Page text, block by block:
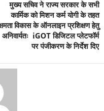
मुख्य सचिव ने राज्य सरकार के सभी
कार्मिक को मिशन कर्म योगी के तहत
विकास के ऑनलाइन प्रशिक्षण हेतु
अनिवार्यतः iGOT डिजिटल प्लेटफॉर्म
पर पंजीकरण के निर्देश दिए